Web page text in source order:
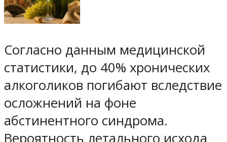
Согласно данным медицинской
статистики, до 40% хронических
алкоголиков погибают вследствие
осложнений на фоне
абстинентного синдрома.
Вероятность летального исхода